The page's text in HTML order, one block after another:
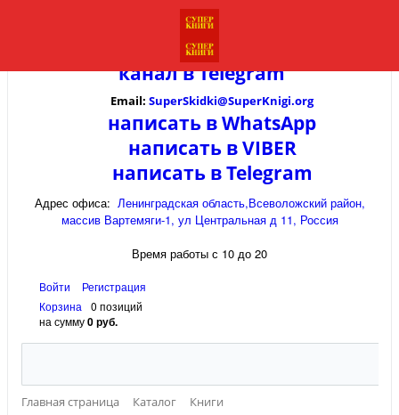
канал вTelegram
Email: SuperSkidki@SuperKnigi.org
написать в WhatsApp
написать в VIBER
написать в Telegram
Адрес офиса: Ленинградская область,Всеволожский район,
массив Вартемяги-1, ул Центральная д 11, Россия
Время работы с 10 до 20
Войти
Регистрация
Корзина
0 позиций
на сумму0 руб.
Главная страница Каталог
Книги